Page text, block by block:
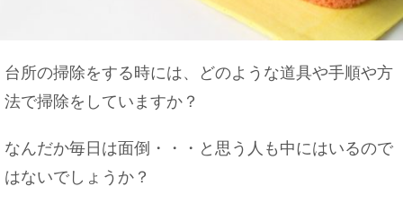
台所の掃除をする時には、どのような道具や手順や方
法で掃除をしていますか？
なんだか毎日は面倒・・・と思う人も中にはいるので
はないでしょうか？